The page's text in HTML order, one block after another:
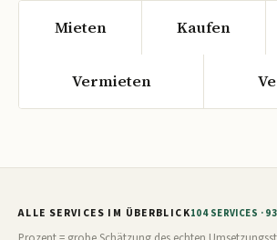
Mieten Kaufen
Vermieten
ALLE SERVICES IM ÜBERBLICK104 SERVICES ·